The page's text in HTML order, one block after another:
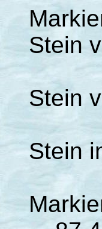
Stein
Stein
Stein